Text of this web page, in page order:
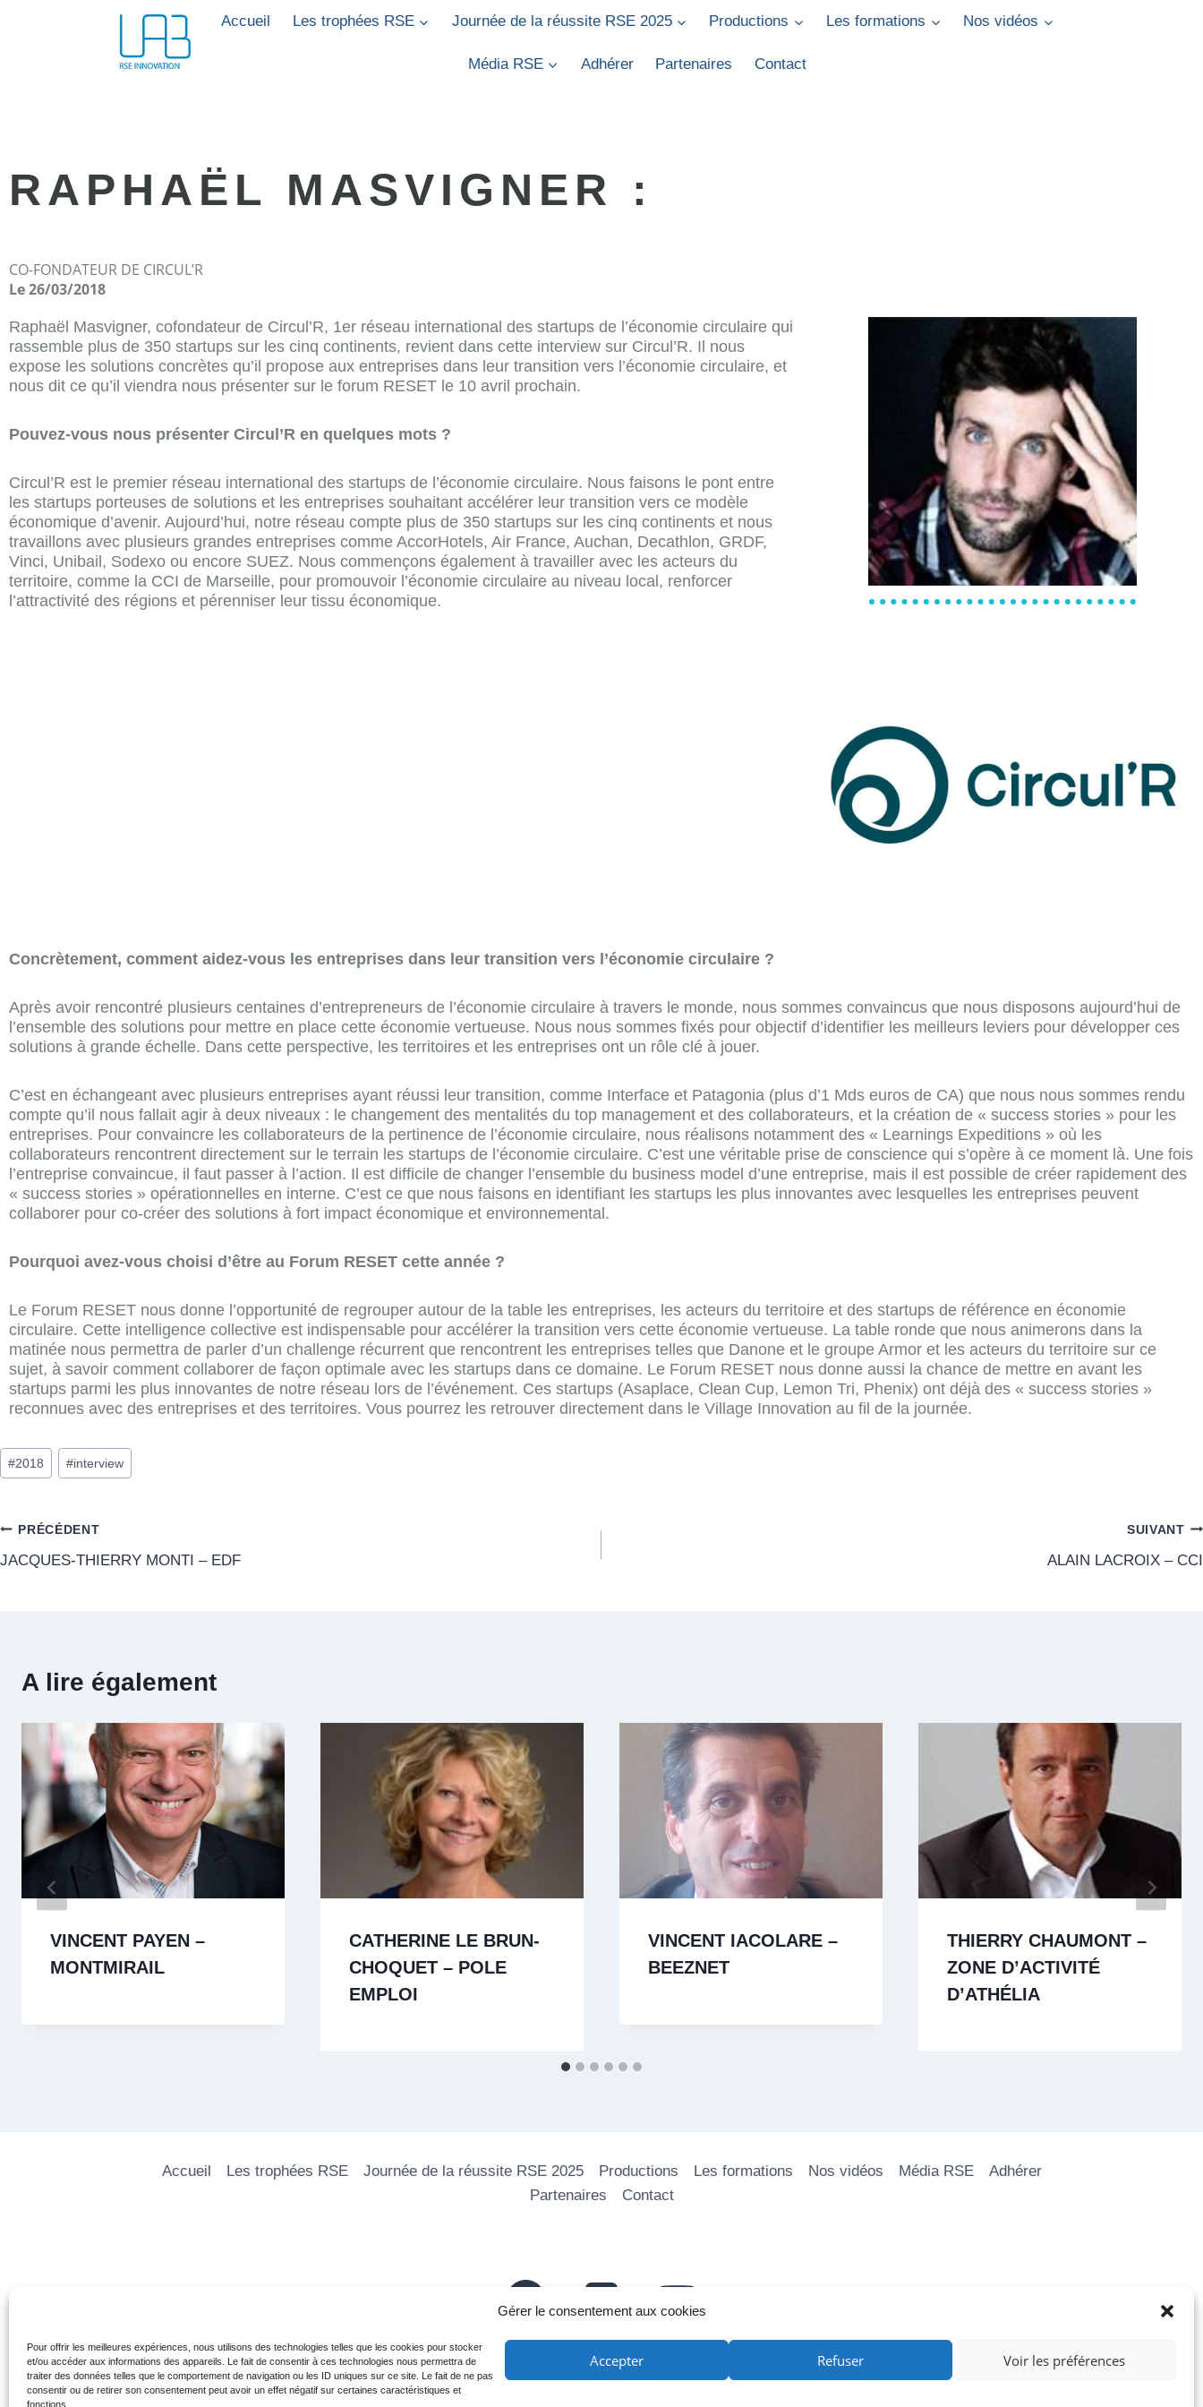
Gérer le consentement aux cookies
Pour offrir les meilleures expériences, nous utilisons des technologies telles que les cookies pour stocker
et/ou accéder aux informations des appareils. Le fait de consentir à ces technologies nous permettra de
traiter des données telles que le comportement de navigation ou les ID uniques sur ce site. Le fait de ne pas
consentir ou de retirer son consentement peut avoir un effet négatif sur certaines caractéristiques et
fonctions.
Accepter Refuser Voir les préférences
Accueil Les trophées RSE Journée de la réussite RSE 2025 Productions Les formations Nos vidéos
Média RSE Adhérer Partenaires Contact
RAPHAËL MASVIGNER :
CO-FONDATEUR DE CIRCUL’R
Le 26/03/2018
Raphaël Masvigner, cofondateur de Circul’R, 1er réseau international des startups de l’économie circulaire qui
rassemble plus de 350 startups sur les cinq continents, revient dans cette interview sur Circul’R. Il nous
expose les solutions concrètes qu’il propose aux entreprises dans leur transition vers l’économie circulaire, et
nous dit ce qu’il viendra nous présenter sur le forum RESET le 10 avril prochain.
Pouvez-vous nous présenter Circul’R en quelques mots ?
Circul’R est le premier réseau international des startups de l’économie circulaire. Nous faisons le pont entre
les startups porteuses de solutions et les entreprises souhaitant accélérer leur transition vers ce modèle
économique d’avenir. Aujourd’hui, notre réseau compte plus de 350 startups sur les cinq continents et nous
travaillons avec plusieurs grandes entreprises comme AccorHotels, Air France, Auchan, Decathlon, GRDF,
Vinci, Unibail, Sodexo ou encore SUEZ. Nous commençons également à travailler avec les acteurs du
territoire, comme la CCI de Marseille, pour promouvoir l’économie circulaire au niveau local, renforcer
l’attractivité des régions et pérenniser leur tissu économique.
Concrètement, comment aidez-vous les entreprises dans leur transition vers l’économie circulaire ?
Après avoir rencontré plusieurs centaines d’entrepreneurs de l’économie circulaire à travers le monde, nous sommes convaincus que nous disposons aujourd’hui de
l’ensemble des solutions pour mettre en place cette économie vertueuse. Nous nous sommes fixés pour objectif d’identifier les meilleurs leviers pour développer ces
solutions à grande échelle. Dans cette perspective, les territoires et les entreprises ont un rôle clé à jouer.
C’est en échangeant avec plusieurs entreprises ayant réussi leur transition, comme Interface et Patagonia (plus d’1 Mds euros de CA) que nous nous sommes rendu
compte qu’il nous fallait agir à deux niveaux : le changement des mentalités du top management et des collaborateurs, et la création de « success stories » pour les
entreprises. Pour convaincre les collaborateurs de la pertinence de l’économie circulaire, nous réalisons notamment des « Learnings Expeditions » où les
collaborateurs rencontrent directement sur le terrain les startups de l’économie circulaire. C’est une véritable prise de conscience qui s’opère à ce moment là. Une fois
l’entreprise convaincue, il faut passer à l’action. Il est difficile de changer l’ensemble du business model d’une entreprise, mais il est possible de créer rapidement des
« success stories » opérationnelles en interne. C’est ce que nous faisons en identifiant les startups les plus innovantes avec lesquelles les entreprises peuvent
collaborer pour co-créer des solutions à fort impact économique et environnemental.
Pourquoi avez-vous choisi d’être au Forum RESET cette année ?
Le Forum RESET nous donne l’opportunité de regrouper autour de la table les entreprises, les acteurs du territoire et des startups de référence en économie
circulaire. Cette intelligence collective est indispensable pour accélérer la transition vers cette économie vertueuse. La table ronde que nous animerons dans la
matinée nous permettra de parler d’un challenge récurrent que rencontrent les entreprises telles que Danone et le groupe Armor et les acteurs du territoire sur ce
sujet, à savoir comment collaborer de façon optimale avec les startups dans ce domaine. Le Forum RESET nous donne aussi la chance de mettre en avant les
startups parmi les plus innovantes de notre réseau lors de l’événement. Ces startups (Asaplace, Clean Cup, Lemon Tri, Phenix) ont déjà des « success stories »
reconnues avec des entreprises et des territoires. Vous pourrez les retrouver directement dans le Village Innovation au fil de la journée.
#2018 #interview
PRÉCÉDENT
JACQUES-THIERRY MONTI – EDF
SUIVANT
ALAIN LACROIX – CCI
A lire également
VINCENT PAYEN –
MONTMIRAIL
CATHERINE LE BRUN-
CHOQUET – POLE
EMPLOI
VINCENT IACOLARE –
BEEZNET
THIERRY CHAUMONT –
ZONE D’ACTIVITÉ
D’ATHÉLIA
Accueil Les trophées RSE Journée de la réussite RSE 2025 Productions Les formations Nos vidéos Média RSE
Adhérer
Partenaires
Contact